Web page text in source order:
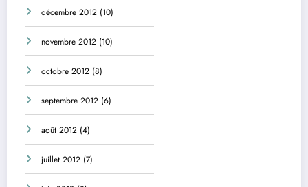
décembre 2012 (10)
novembre 2012 (10)
octobre 2012 (8)
septembre 2012 (6)
août 2012 (4)
juillet 2012 (7)